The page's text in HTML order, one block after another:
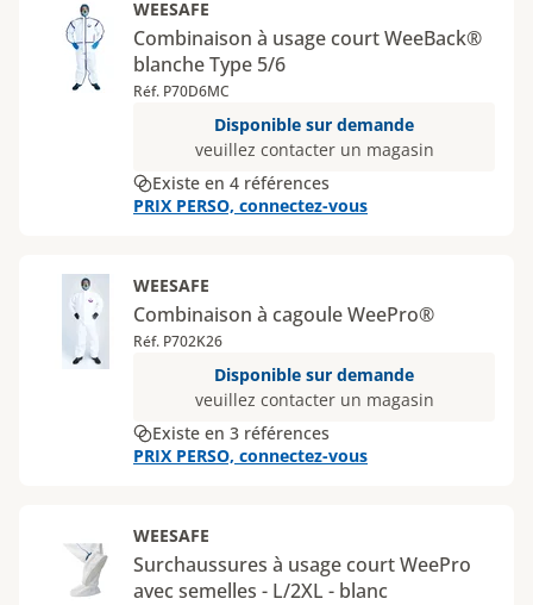
WEESAFE
Combinaison à usage court WeeBack®
blanche Type 5/6
Réf. P70D6MC
Disponible sur demande
veuillez contacter un magasin
Existe en 4 références
PRIX PERSO, connectez-vous
WEESAFE
Combinaison à cagoule WeePro®
Réf. P702K26
Disponible sur demande
veuillez contacter un magasin
Existe en 3 références
PRIX PERSO, connectez-vous
WEESAFE
Surchaussures à usage court WeePro
avec semelles - L/2XL - blanc